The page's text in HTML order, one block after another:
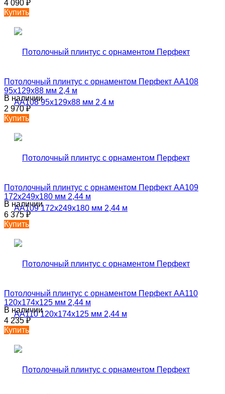
4 090 ₽
Купить
Потолочный плинтус с орнаментом Перфект AA108
95х129х88 мм 2,4 м
В наличии
2 970₽
Купить
Потолочный плинтус с орнаментом Перфект AA109
172х249х180 мм 2,44 м
В наличии
6 375₽
Купить
Потолочный плинтус с орнаментом Перфект AA110
120х174х125 мм 2,44 м
В наличии
4 235₽
Купить